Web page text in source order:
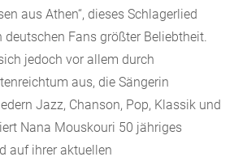
aus Athen“, dieses Schlagerlied
Fans größter Beliebtheit.
jedoch vor allem durch
aus, die Sängerin
Jazz, Chanson, Pop, Klassik und
Nana Mouskouri 50 jähriges
auf ihrer aktuellen